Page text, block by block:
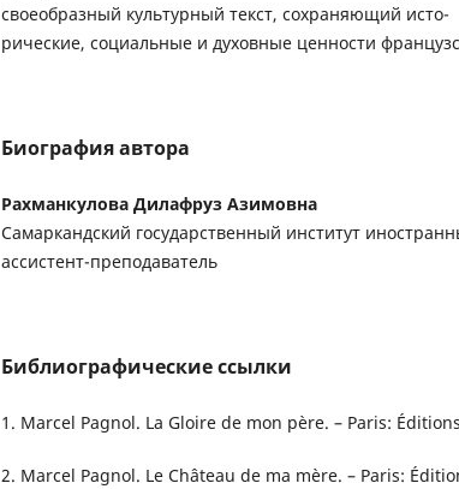
своеобразный культурный текст, сохраняющий исто-
рические, социальные и духовные ценности
Биография автора
Рахманкулова Дилафруз Азимовна
Самаркандский государственный институт
ассистент-преподаватель
Библиографические ссылки
1. Marcel Pagnol. La Gloire de mon père. – Paris:
2. Marcel Pagnol. Le Château de ma mère. – Paris: